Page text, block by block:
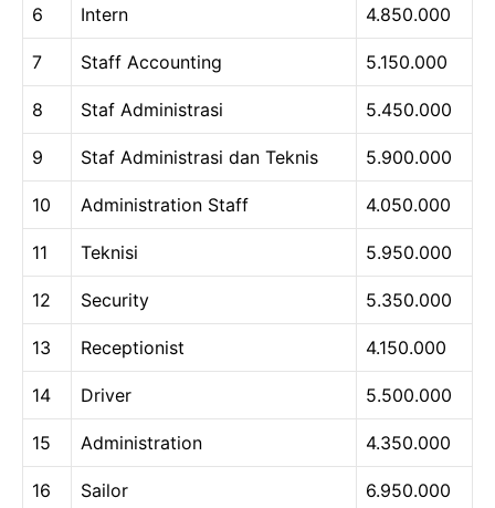
6 Intern 4.850.000
7 Staff Accounting 5.150.000
8 Staf Administrasi 5.450.000
9 Staf Administrasi dan Teknis 5.900.000
10 Administration Staff 4.050.000
11 Teknisi 5.950.000
12 Security 5.350.000
13 Receptionist 4.150.000
14 Driver 5.500.000
15 Administration 4.350.000
16 Sailor 6.950.000